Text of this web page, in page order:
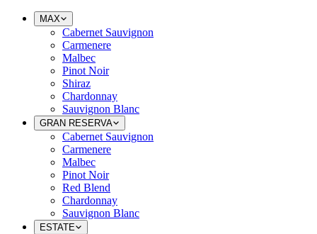
MAX
Cabernet Sauvignon
Carmenere
Malbec
Pinot Noir
Shiraz
Chardonnay
Sauvignon Blanc
GRAN RESERVA
Cabernet Sauvignon
Carmenere
Malbec
Pinot Noir
Red Blend
Chardonnay
Sauvignon Blanc
ESTATE